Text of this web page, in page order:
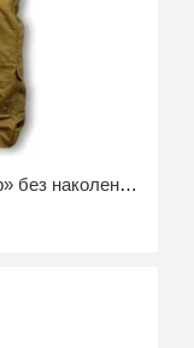
Брюки тактические «Раптор» без наколенников Койот Размер 46/4